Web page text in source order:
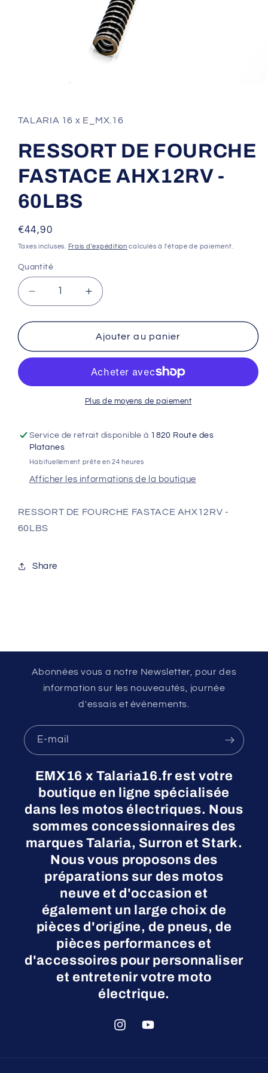
1
dans
fenêtre
modale
TALARIA 16 x E_MX.16
RESSORT DE FOURCHE
FASTACE AHX12RV -
60LBS
Prix
habituel
€44,90
Taxes incluses. Frais d'expédition calculés à l'étape de paiement.
Quantité
Réduire
la
quantité
RESSORT
FASTACE
Augmenter
la
quantité
de
RESSORT
FOURCHE
FASTACE
AHX12RV
Ajouter au panier
Plus de moyens de paiement
Service de retrait disponible à 1820 Route des
Platanes
Habituellement prête en 24 heures
Afficher les informations de la boutique
RESSORT DE FOURCHE FASTACE AHX12RV -
60LBS
Share
Abonnées vous a notre Newsletter, pour des
information sur les nouveautés, journée
d'essais et évènements.
E-mail
EMX16 x Talaria16.fr est votre
boutique en ligne spécialisée
dans les motos électriques. Nous
sommes concessionnaires des
marques Talaria, Surron et Stark.
Nous vous proposons des
préparations sur des motos
neuve et d'occasion et
également un large choix de
pièces d'origine, de pneus, de
pièces performances et
d'accessoires pour personnaliser
et entretenir votre moto
électrique.
InstagramYouTube